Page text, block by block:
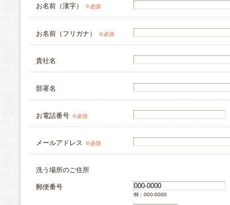
お名前（漢字） ※必須
お名前（フリガナ） ※必須
貴社名
部署名
お電話番号 ※必須
メールアドレス ※必須
洗う場所のご住所
郵便番号
例：000-0000